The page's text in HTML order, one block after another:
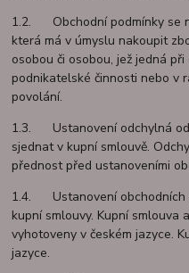
1.2. Obchodní podmínky se
která má v úmyslu nakoupit
osobou či osobou, jež jedná
podnikatelské činnosti nebo v
povolání.
1.3. Ustanovení odchylná od
sjednat v kupní smlouvě.
přednost před ustanoveními
1.4. Ustanovení obchodních
kupní smlouvy. Kupní smlouva
vyhotoveny v českém jazyce.
jazyce.